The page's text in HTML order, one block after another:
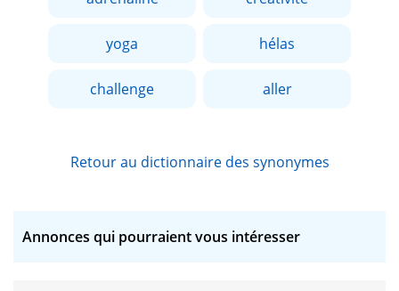
yoga hélas
challenge aller
Retour au dictionnaire des synonymes
Annonces qui pourraient vous intéresser